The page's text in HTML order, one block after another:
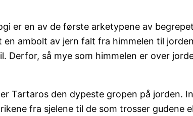
er en av de første arketypene av
en ambolt av jern falt fra himmelen til
Derfor, så mye som himmelen er over
Tartaros den dypeste gropen på jorden.
fra sjelene til de som trosser gudene